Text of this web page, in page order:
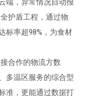
端，异常情况自动报
护盾工程，通过物
标率超98%，为食材
合作的物流方数
多温区服务的综合型
准，更能通过数据打